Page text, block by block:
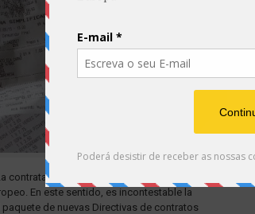
contratación pública electrónica es una realidad
En este sentido, es incontestable la
de nuevas Directivas de contratos